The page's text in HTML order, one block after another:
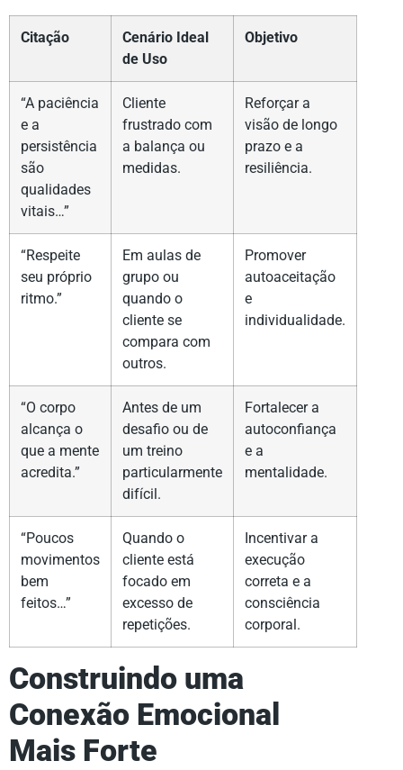
Citação
Cenário Ideal
de Uso
Objetivo
“A paciência
e a
persistência
são
qualidades
vitais…”
Cliente
frustrado com
a balança ou
medidas.
Reforçar a
visão de longo
prazo e a
resiliência.
“Respeite
seu próprio
ritmo.”
Em aulas de
grupo ou
quando o
cliente se
compara com
outros.
Promover
autoaceitação
e
individualidade.
“O corpo
alcança o
que a mente
acredita.”
Antes de um
desafio ou de
um treino
particularmente
difícil.
Fortalecer a
autoconfiança
e a
mentalidade.
“Poucos
movimentos
bem
feitos…”
Quando o
cliente está
focado em
excesso de
repetições.
Incentivar a
execução
correta e a
consciência
corporal.
Construindo uma
Conexão Emocional
Mais Forte